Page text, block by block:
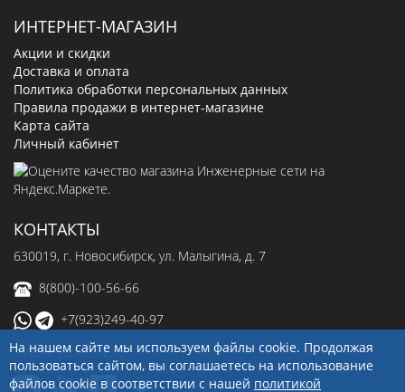
ИНТЕРНЕТ-МАГАЗИН
Акции и скидки
Доставка и оплата
Политика обработки персональных данных
Правила продажи в интернет-магазине
Карта сайта
Личный кабинет
КОНТАКТЫ
630019, г. Новосибирск, ул. Малыгина, д. 7
8(800)-100-56-66
+7(923)249-40-97
sale@ingenerseti.ru
На нашем сайте мы используем файлы cookie. Продолжая
пользоваться сайтом, вы соглашаетесь на использование
файлов cookie в соответствии с нашей политикой